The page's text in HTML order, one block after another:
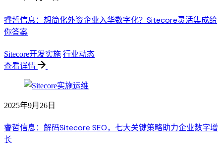
睿哲信息：想简化外资企业入华数字化？Sitecore灵活集成给
你答案
Sitecore开发实施 行业动态
查看详情
2025年9月26日
睿哲信息：解码Sitecore SEO，七大关键策略助力企业数字增
长